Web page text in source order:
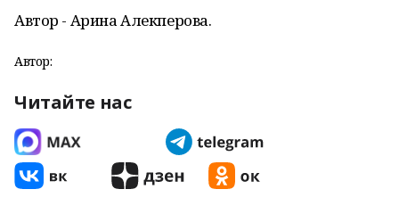
Автор - Арина Алекперова.
Автор:
Читайте нас